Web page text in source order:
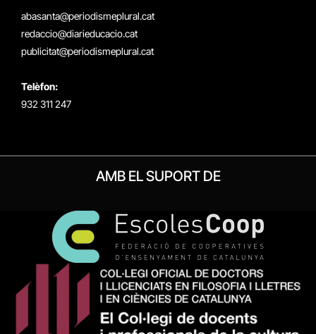
abasanta@periodismeplural.cat
redaccio@diarieducacio.cat
publicitat@periodismeplural.cat
Telèfon:
932 311 247
AMB EL SUPORT DE